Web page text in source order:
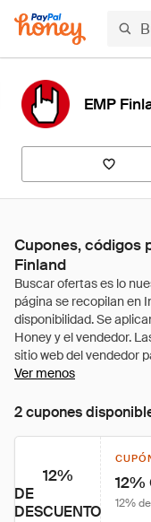
EMP
Cupones, códigos
Finland
Ver menos
2 cupones
12%
DE
DESCUENTO
12%
12%